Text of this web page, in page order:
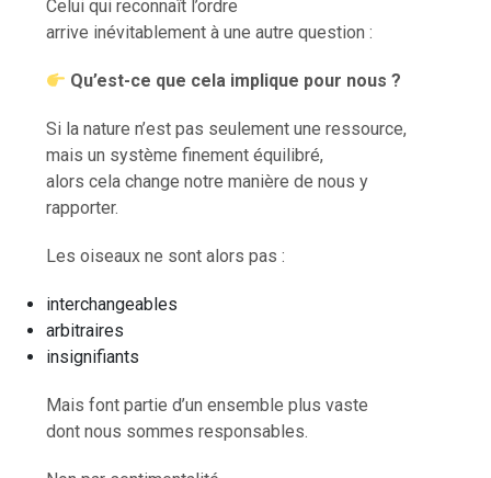
Celui qui reconnaît l’ordre
arrive inévitablement à une autre question :
Qu’est-ce que cela implique pour nous ?
Si la nature n’est pas seulement une ressource,
mais un système finement équilibré,
alors cela change notre manière de nous y
rapporter.
Les oiseaux ne sont alors pas :
interchangeables
arbitraires
insignifiants
Mais font partie d’un ensemble plus vaste
dont nous sommes responsables.